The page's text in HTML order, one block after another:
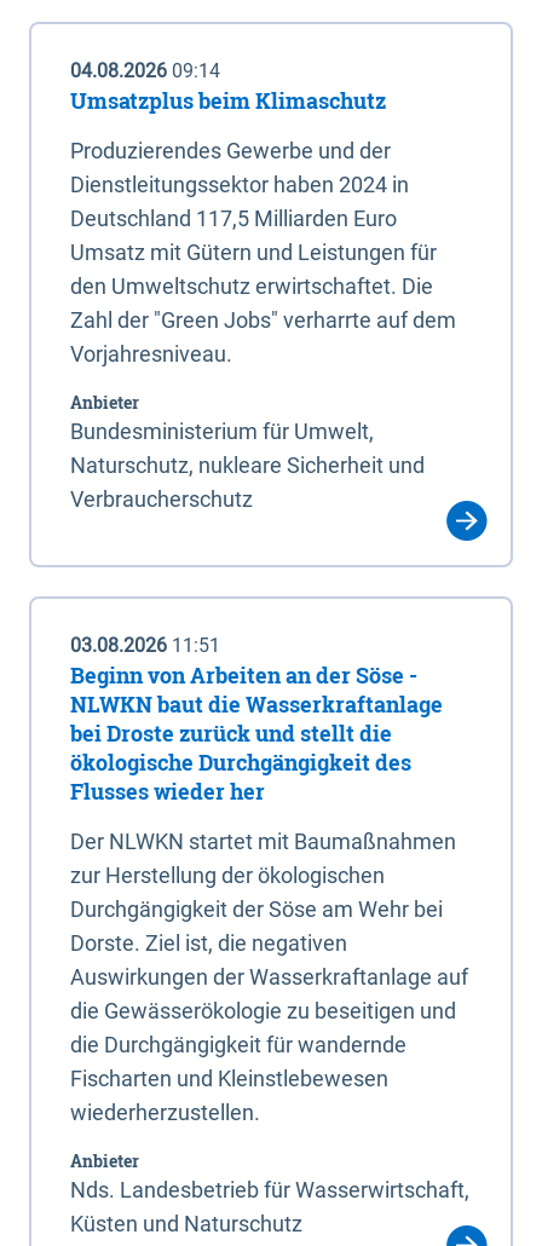
04.08.2026 09:14
Umsatzplus beim Klimaschutz
Produzierendes Gewerbe und der
Dienstleitungssektor haben 2024 in
Deutschland 117,5 Milliarden Euro
Umsatz mit Gütern und Leistungen für
den Umweltschutz erwirtschaftet. Die
Zahl der "Green Jobs" verharrte auf dem
Vorjahresniveau.
Anbieter
Bundesministerium für Umwelt,
Naturschutz, nukleare Sicherheit und
Verbraucherschutz
03.08.2026 11:51
Beginn von Arbeiten an der Söse -
NLWKN baut die Wasserkraftanlage
bei Droste zurück und stellt die
ökologische Durchgängigkeit des
Flusses wieder her
Der NLWKN startet mit Baumaßnahmen
zur Herstellung der ökologischen
Durchgängigkeit der Söse am Wehr bei
Dorste. Ziel ist, die negativen
Auswirkungen der Wasserkraftanlage auf
die Gewässerökologie zu beseitigen und
die Durchgängigkeit für wandernde
Fischarten und Kleinstlebewesen
wiederherzustellen.
Anbieter
Nds. Landesbetrieb für Wasserwirtschaft,
Küsten und Naturschutz